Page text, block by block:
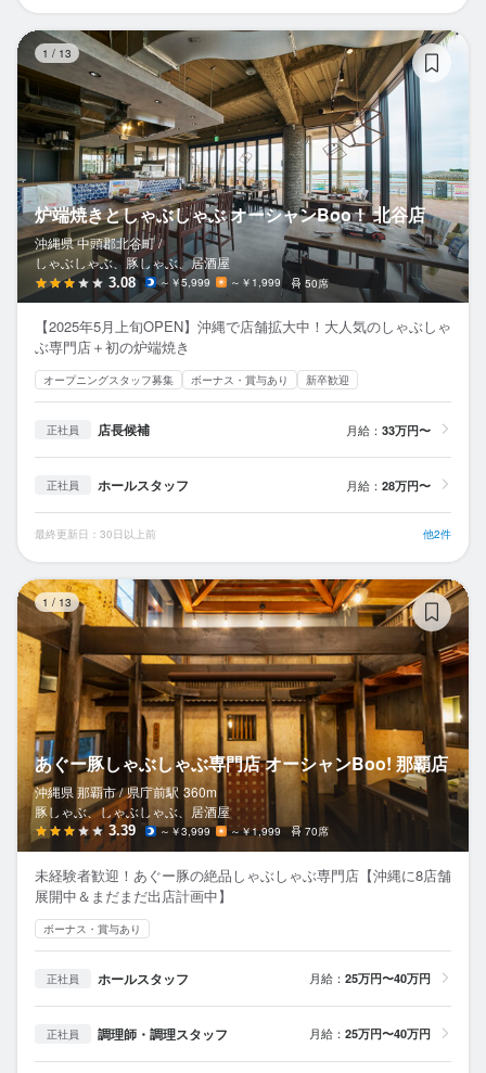
1 / 13
炉端焼きとしゃぶしゃぶ オーシャンBoo！ 北谷店
沖縄県 中頭郡北谷町 /
しゃぶしゃぶ、豚しゃぶ、居酒屋
3.08 ～￥5,999 ～￥1,999 50席
【2025年5月上旬OPEN】沖縄で店舗拡大中！大人気のしゃぶしゃ
ぶ専門店＋初の炉端焼き
オープニングスタッフ募集 ボーナス・賞与あり 新卒歓迎
正社員 店長候補 月給： 33万円〜
正社員 ホールスタッフ 月給： 28万円〜
最終更新日：30日以上前 他2件
1 / 13
あぐー豚しゃぶしゃぶ専門店 オーシャンBoo! 那覇店
沖縄県 那覇市 / 県庁前駅 360m
豚しゃぶ、しゃぶしゃぶ、居酒屋
3.39 ～￥3,999 ～￥1,999 70席
未経験者歓迎！あぐー豚の絶品しゃぶしゃぶ専門店【沖縄に8店舗
展開中＆まだまだ出店計画中】
ボーナス・賞与あり
正社員 ホールスタッフ 月給： 25万円〜40万円
正社員 調理師・調理スタッフ 月給： 25万円〜40万円